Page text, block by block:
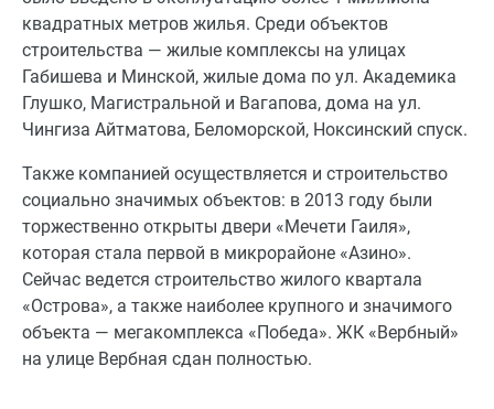
квадратных метров жилья. Среди объектов
строительства — жилые комплексы на улицах
Габишева и Минской, жилые дома по ул. Академика
Глушко, Магистральной и Вагапова, дома на ул.
Чингиза Айтматова, Беломорской, Ноксинский спуск.
Также компанией осуществляется и строительство
социально значимых объектов: в 2013 году были
торжественно открыты двери «Мечети Гаиля»,
которая стала первой в микрорайоне «Азино».
Сейчас ведется строительство жилого квартала
«Острова», а также наиболее крупного и значимого
объекта — мегакомплекса «Победа». ЖК «Вербный»
на улице Вербная сдан полностью.